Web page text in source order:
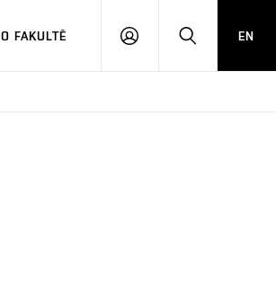
O FAKULTĚ
PŘIHLÁŠENÍHLEDAT
EN